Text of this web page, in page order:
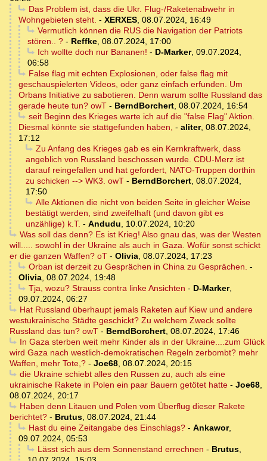
Das Problem ist, dass die Ukr. Flug-/Raketenabwehr in
Wohngebieten steht. - XERXES, 08.07.2024, 16:49
Vermutlich können die RUS die Navigation der Patriots
stören.. ? - Reffke, 08.07.2024, 17:00
Ich wollte doch nur Bananen! - D-Marker, 09.07.2024,
06:58
False flag mit echten Explosionen, oder false flag mit
geschauspielerten Videos, oder ganz einfach erfunden. Um
Orbans Initiative zu sabotieren. Denn warum sollte Russland das
gerade heute tun? owT - BerndBorchert, 08.07.2024, 16:54
seit Beginn des Krieges warte ich auf die "false Flag" Aktion.
Diesmal könnte sie stattgefunden haben, - aliter, 08.07.2024,
17:12
Zu Anfang des Krieges gab es ein Kernkraftwerk, dass
angeblich von Russland beschossen wurde. CDU-Merz ist
darauf reingefallen und hat gefordert, NATO-Truppen dorthin
zu schicken --> WK3. owT - BerndBorchert, 08.07.2024,
17:50
Alle Aktionen die nicht von beiden Seite in gleicher Weise
bestätigt werden, sind zweifelhaft (und davon gibt es
unzählige) k.T. - Andudu, 10.07.2024, 10:20
Was soll das denn? Es ist Krieg! Also gnau das, was der Westen
will..... sowohl in der Ukraine als auch in Gaza. Wofür sonst schickt
er die ganzen Waffen? oT - Olivia, 08.07.2024, 17:23
Orban ist derzeit zu Gesprächen in China zu Gesprächen. -
Olivia, 08.07.2024, 19:48
Tja, wozu? Strauss contra linke Ansichten - D-Marker,
09.07.2024, 06:27
Hat Russland überhaupt jemals Raketen auf Kiew und andere
westukrainische Städte geschickt? Zu welchem Zweck sollte
Russland das tun? owT - BerndBorchert, 08.07.2024, 17:46
In Gaza sterben weit mehr Kinder als in der Ukraine....zum Glück
wird Gaza nach westlich-demokratischen Regeln zerbombt? mehr
Waffen, mehr Tote,? - Joe68, 08.07.2024, 20:15
die Ukraine schiebt alles den Russen zu, auch als eine
ukrainische Rakete in Polen ein paar Bauern getötet hatte - Joe68,
08.07.2024, 20:17
Haben denn Litauen und Polen vom Überflug dieser Rakete
berichtet? - Brutus, 08.07.2024, 21:44
Hast du eine Zeitangabe des Einschlags?- Ankawor,
09.07.2024, 05:53
Lässt sich aus dem Sonnenstand errechnen - Brutus,